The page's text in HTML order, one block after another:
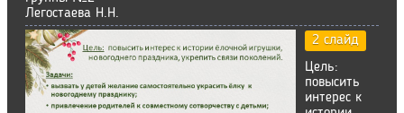
Легостаева Н.Н.
2 слайд
Цель:
повысить
интерес к